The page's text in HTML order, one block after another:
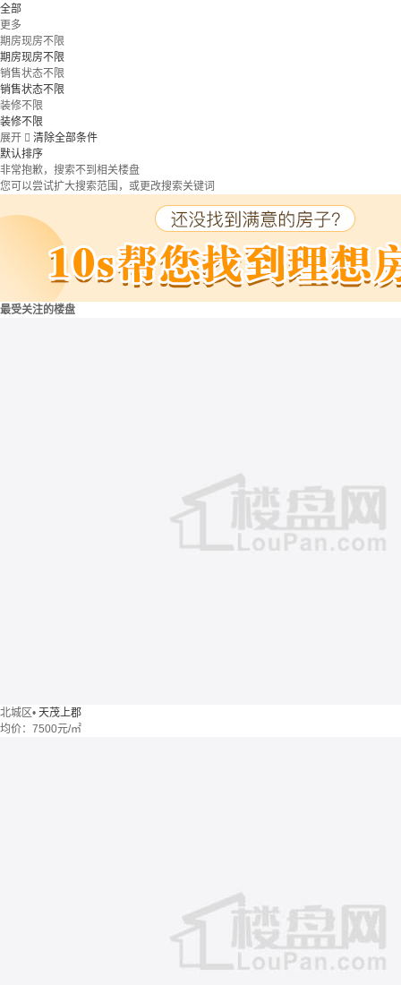
全部
更多
期房现房不限
期房现房不限
销售状态不限
销售状态不限
装修不限
装修不限
展开  清除全部条件
默认排序
非常抱歉，搜索不到相关楼盘
您可以尝试扩大搜索范围，或更改搜索关键词
最受关注的楼盘
北城区• 天茂上郡
均价： 7500元/㎡